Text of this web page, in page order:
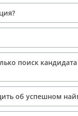
поиск
об успешном